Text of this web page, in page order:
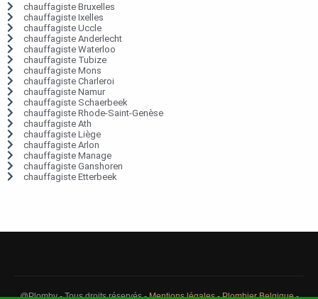
chauffagiste Bruxelles
chauffagiste Ixelles
chauffagiste Uccle
chauffagiste Anderlecht
chauffagiste Waterloo
chauffagiste Tubize
chauffagiste Mons
chauffagiste Charleroi
chauffagiste Namur
chauffagiste Schaerbeek
chauffagiste Rhode-Saint-Genèse
chauffagiste Ath
chauffagiste Liège
chauffagiste Arlon
chauffagiste Manage
chauffagiste Ganshoren
chauffagiste Etterbeek
@Plomby - Tous droits réservés -Mentions légales-Plombier Belgique-